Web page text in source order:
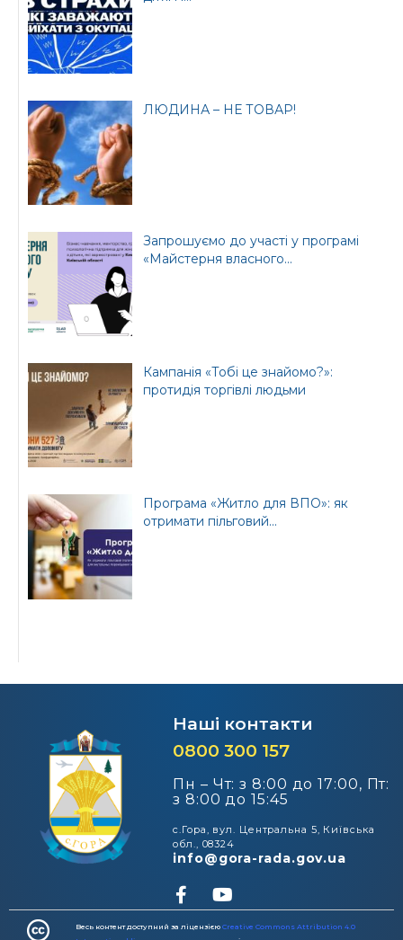
ЛЮДИНА – НЕ ТОВАР!
Запрошуємо до участі у програмі
«Майстерня власного...
Кампанія «Тобі це знайомо?»:
протидія торгівлі людьми
Програма «Житло для ВПО»: як
отримати пільговий...
Наші контакти
0800 300 157
Пн – Чт: з 8:00 до 17:00, Пт:
з 8:00 до 15:45
с.Гора, вул. Центральна 5, Київська
обл., 08324
info@gora-rada.gov.ua
Весь контент доступний за ліцензієюCreative Commons Attribution 4.0
Офіційний веб-сайт
Бориспільської РДА